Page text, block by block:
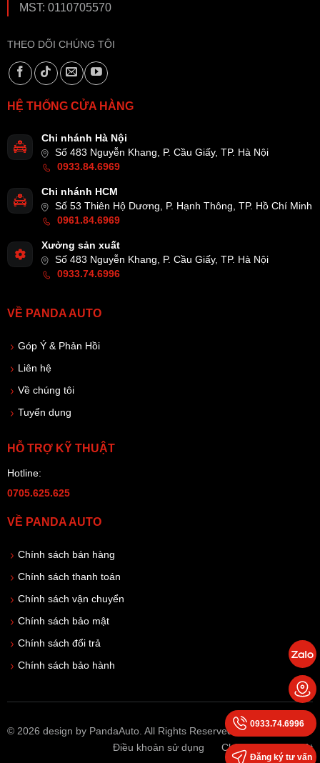
MST: 0110705570
THEO DÕI CHÚNG TÔI
HỆ THỐNG CỬA HÀNG
Chi nhánh Hà Nội
Số 483 Nguyễn Khang, P. Cầu Giấy, TP. Hà Nội
0933.84.6969
Chi nhánh HCM
Số 53 Thiên Hộ Dương, P. Hạnh Thông, TP. Hồ Chí Minh
0961.84.6969
Xưởng sản xuất
Số 483 Nguyễn Khang, P. Cầu Giấy, TP. Hà Nội
0933.74.6996
VỀ PANDA AUTO
Góp Ý & Phản Hồi
Liên hệ
Về chúng tôi
Tuyển dụng
HỖ TRỢ KỸ THUẬT
Hotline:
0705.625.625
VỀ PANDA AUTO
Chính sách bán hàng
Chính sách thanh toán
Chính sách vận chuyển
Chính sách bảo mật
Chính sách đổi trả
Chính sách bảo hành
© 2026 design by PandaAuto. All Rights Reserved
Điều khoản sử dụng
Chính sách bảo mật
0933.74.6996
Đăng ký tư vấn